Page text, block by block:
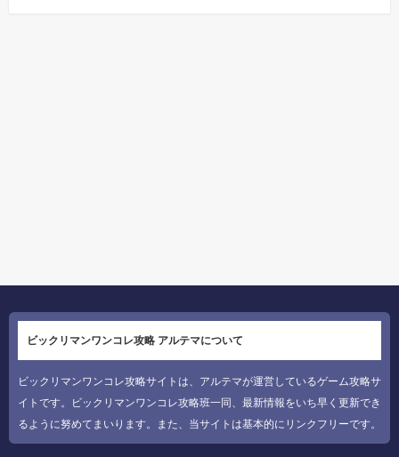
ビックリマンワンコレ攻略 アルテマについて
ビックリマンワンコレ攻略サイトは、アルテマが運営しているゲーム攻略サ
イトです。ビックリマンワンコレ攻略班一同、最新情報をいち早く更新でき
るように努めてまいります。また、当サイトは基本的にリンクフリーです。